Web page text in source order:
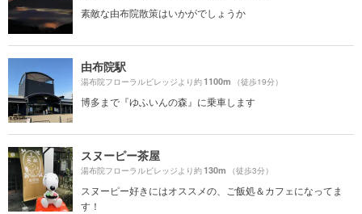
素敵な由布院散策はいかがでしょうか
由布院駅
湯布院フローラルビレッジより約1100m （徒歩19分）
博多まで『ゆふいんの森』に乗車します
スヌーピー茶屋
湯布院フローラルビレッジより約130m （徒歩3分）
スヌーピー好きにはオススメの、ご飯処＆カフェになってま
す！